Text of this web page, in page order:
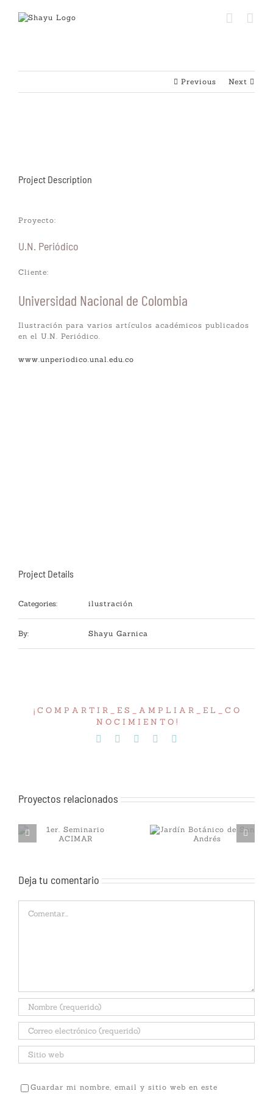
Previous Next
Project Description
Proyecto:
U.N. Periódico
Cliente:
Universidad Nacional de Colombia
Ilustración para varios artículos académicos publicados
en el U.N. Periódico.
www.unperiodico.unal.edu.co
Project Details
Categories: ilustración
By: Shayu Garnica
¡ C O M P A R T I R _ E S _ A M P L I A R _ E L _ C O
N O C I M I E N T O !
Facebook
TwitterTumblrPinterest
Proyectos relacionados
1er. Seminario
ACIMAR
Jardín Botánico de
San Andrés
Deja tu comentario
Guardar mi nombre, email y sitio web en este